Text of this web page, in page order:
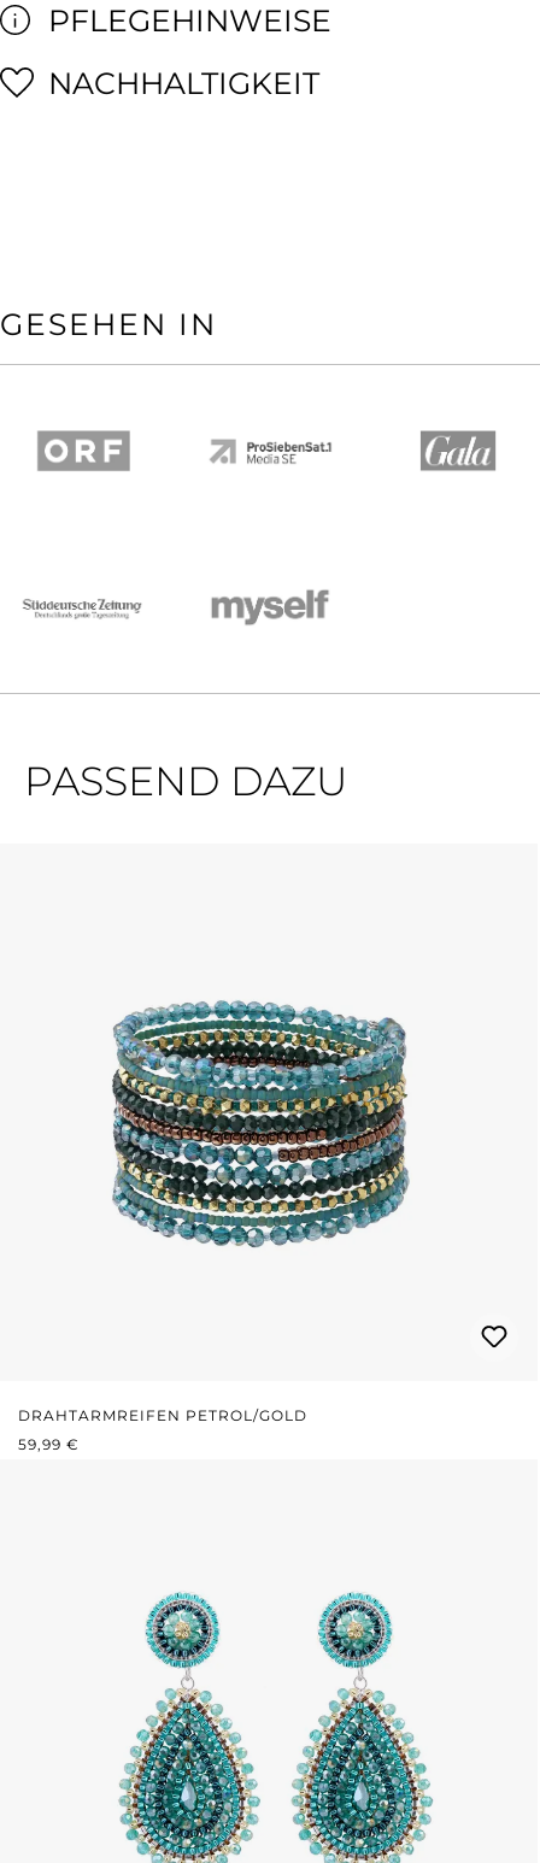
PFLEGEHINWEISE
NACHHALTIGKEIT
GESEHEN IN
PASSEND DAZU
DRAHTARMREIFEN PETROL/GOLD
REGULÄRER PREIS:
59,99 €